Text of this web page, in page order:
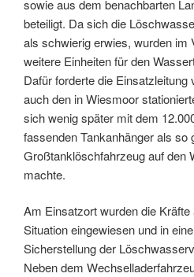
sowie aus dem benachbarten
beteiligt. Da sich die
als schwierig erwies, wurden im
weitere Einheiten für den
Dafür forderte die
auch den in Wiesmoor
sich wenig später mit dem
fassenden Tankanhänger als so
Großtanklöschfahrzeug auf den
machte.
Am Einsatzort wurden die
Situation eingewiesen und in
Sicherstellung der
Neben dem